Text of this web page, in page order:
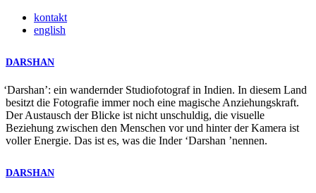
kontakt
english
DARSHAN
‘Darshan’: ein wandernder Studiofotograf in Indien. In diesem Land
besitzt die Fotografie immer noch eine magische Anziehungskraft.
Der Austausch der Blicke ist nicht unschuldig, die visuelle
Beziehung zwischen den Menschen vor und hinter der Kamera ist
voller Energie. Das ist es, was die Inder ‘Darshan ’nennen.
DARSHAN